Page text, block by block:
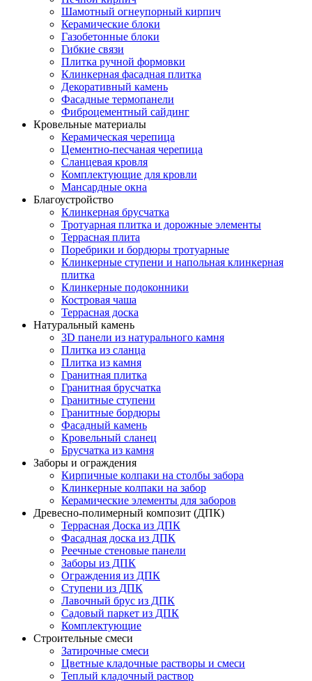
Шамотный огнеупорный кирпич
Керамические блоки
Газобетонные блоки
Гибкие связи
Плитка ручной формовки
Клинкерная фасадная плитка
Декоративный камень
Фасадные термопанели
Фиброцементный сайдинг
Кровельные материалы
Керамическая черепица
Цементно-песчаная черепица
Сланцевая кровля
Комплектующие для кровли
Мансардные окна
Благоустройство
Клинкерная брусчатка
Тротуарная плитка и дорожные элементы
Террасная плита
Поребрики и бордюры тротуарные
Клинкерные ступени и напольная клинкерная
плитка
Клинкерные подоконники
Костровая чаша
Террасная доска
Натуральный камень
3D панели из натурального камня
Плитка из сланца
Плитка из камня
Гранитная плитка
Гранитная брусчатка
Гранитные ступени
Гранитные бордюры
Фасадный камень
Кровельный сланец
Брусчатка из камня
Заборы и ограждения
Кирпичные колпаки на столбы забора
Клинкерные колпаки на забор
Керамические элементы для заборов
Древесно-полимерный композит (ДПК)
Террасная Доска из ДПК
Фасадная доска из ДПК
Реечные стеновые панели
Заборы из ДПК
Ограждения из ДПК
Ступени из ДПК
Лавочный брус из ДПК
Садовый паркет из ДПК
Комплектующие
Строительные смеси
Затирочные смеси
Цветные кладочные растворы и смеси
Теплый кладочный раствор